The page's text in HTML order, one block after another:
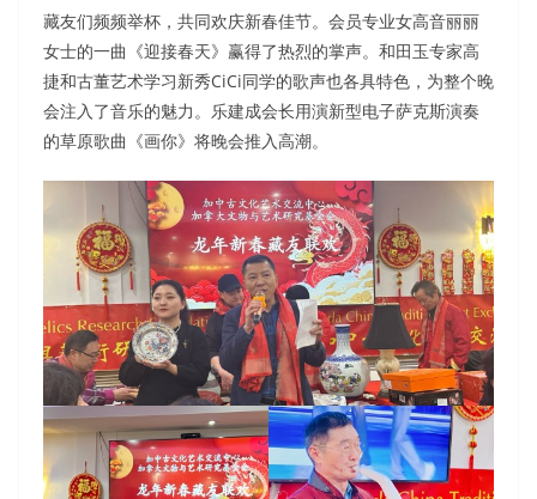
藏友们频频举杯，共同欢庆新春佳节。会员专业女高音丽丽
女士的一曲《迎接春天》赢得了热烈的掌声。和田玉专家高
捷和古董艺术学习新秀CiCi同学的歌声也各具特色，为整个晚
会注入了音乐的魅力。乐建成会长用演新型电子萨克斯演奏
的草原歌曲《画你》将晚会推入高潮。